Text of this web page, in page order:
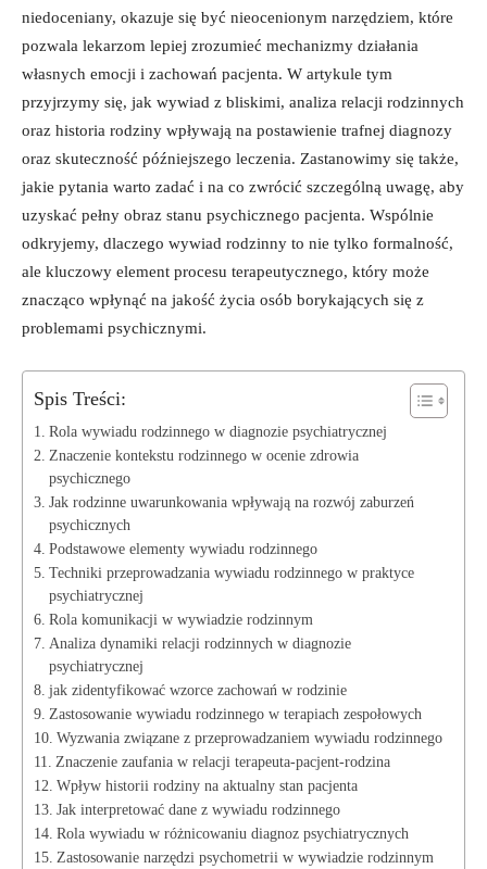
niedoceniany, okazuje się być ⁣nieocenionym narzędziem, które
pozwala ‍lekarzom lepiej zrozumieć mechanizmy​ działania
⁣własnych emocji i zachowań ​pacjenta.⁤ W artykule tym
przyjrzymy się, jak wywiad z bliskimi,⁤ analiza relacji rodzinnych
oraz historia rodziny wpływają na postawienie trafnej diagnozy
oraz skuteczność późniejszego leczenia. Zastanowimy się także,
jakie pytania warto zadać i na co zwrócić szczególną uwagę, aby
uzyskać pełny obraz stanu psychicznego pacjenta. ‍Wspólnie
odkryjemy, dlaczego wywiad rodzinny⁢ to ​nie tylko formalność,
ale kluczowy⁢ element procesu terapeutycznego, ⁣który⁣ może
znacząco​ wpłynąć na jakość życia osób borykających się z
problemami psychicznymi.
Spis Treści:
Rola​ wywiadu​ rodzinnego ‌w diagnozie psychiatrycznej
Znaczenie kontekstu⁤ rodzinnego⁤ w ocenie zdrowia
psychicznego
Jak‌ rodzinne‍ uwarunkowania wpływają na rozwój⁤ zaburzeń
psychicznych
Podstawowe elementy wywiadu rodzinnego
Techniki przeprowadzania ⁣wywiadu rodzinnego w praktyce
psychiatrycznej
Rola komunikacji w⁣ wywiadzie rodzinnym
Analiza dynamiki relacji rodzinnych w diagnozie
psychiatrycznej
jak ⁤zidentyfikować⁤ wzorce ‌zachowań w rodzinie
Zastosowanie wywiadu rodzinnego w terapiach​ zespołowych
Wyzwania ⁢związane z przeprowadzaniem wywiadu rodzinnego
Znaczenie zaufania ​w ​relacji terapeuta-pacjent-rodzina
Wpływ ​historii rodziny ⁤na aktualny stan pacjenta
Jak interpretować⁢ dane z wywiadu rodzinnego
Rola wywiadu w różnicowaniu diagnoz psychiatrycznych
Zastosowanie ⁢narzędzi psychometrii⁢ w wywiadzie rodzinnym